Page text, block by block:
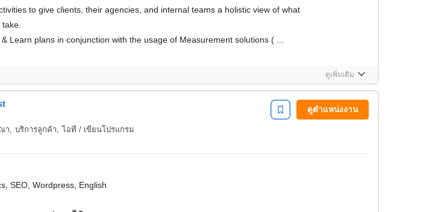
to give clients, their agencies, and internal teams a holistic view of what
& Learn plans in conjunction with the usage of Measurement solutions ( ...
ดูเพิ่มเติม keyboard_arrow_down
า, บริการลูกค้า, ไอที / เขียนโปรแกรม
ดูตำแหน่งงาน
SEO, Wordpress, English